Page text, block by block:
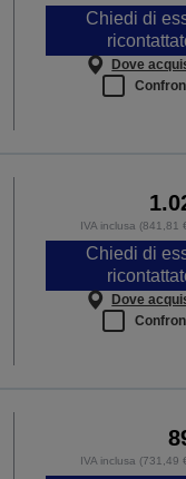
Chiedi di
Dove
IVA inclusa (841,81
Chiedi di
Dove
IVA inclusa (731,49